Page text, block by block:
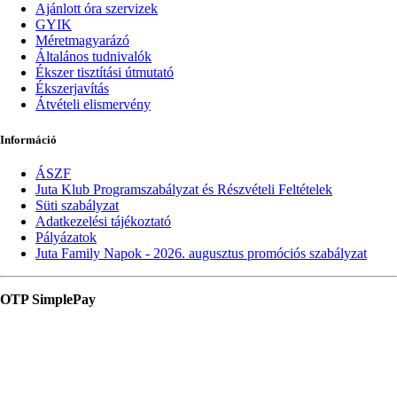
Ajánlott óra szervizek
GYIK
Méretmagyarázó
Általános tudnivalók
Ékszer tisztítási útmutató
Ékszerjavítás
Átvételi elismervény
Információ
ÁSZF
Juta Klub Programszabályzat és Részvételi Feltételek
Süti szabályzat
Adatkezelési tájékoztató
Pályázatok
Juta Family Napok - 2026. augusztus promóciós szabályzat
OTP SimplePay